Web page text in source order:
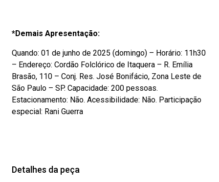
*Demais Apresentação:
Quando: 01 de junho de 2025 (domingo) – Horário: 11h30
– Endereço: Cordão Folclórico de Itaquera – R. Emília
Brasão, 110 – Conj. Res. José Bonifácio, Zona Leste de
São Paulo – SP. Capacidade: 200 pessoas.
Estacionamento: Não. Acessibilidade: Não. Participação
especial: Rani Guerra
Detalhes da peça